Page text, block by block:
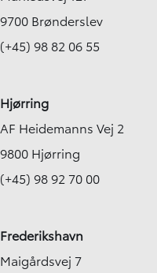
9700 Brønderslev
(+45) 98 82 06 55
Hjørring
AF Heidemanns Vej 2
9800 Hjørring
(+45) 98 92 70 00
Frederikshavn
Maigårdsvej 7